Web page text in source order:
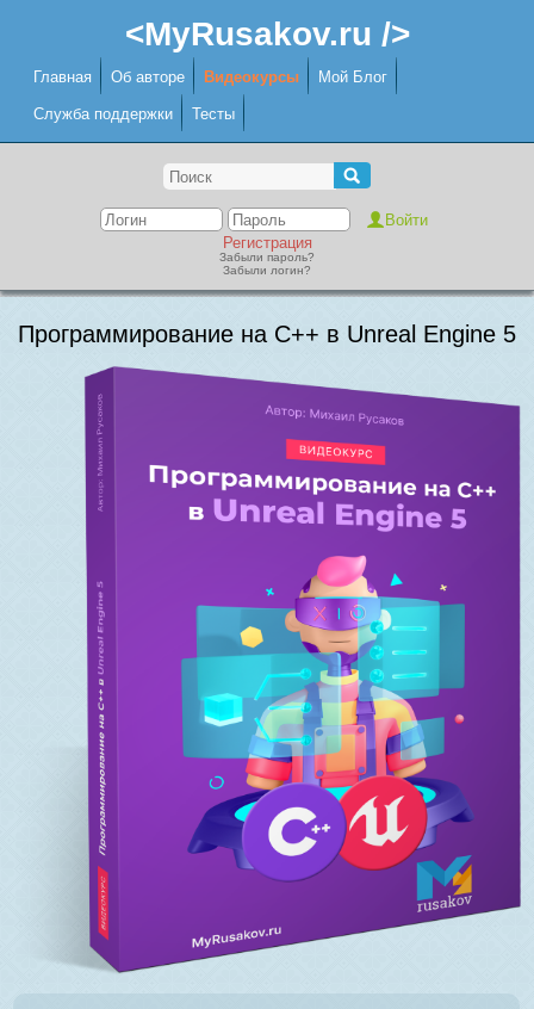
<MyRusakov.ru />
Главная Об авторе Видеокурсы Мой Блог
Служба поддержки Тесты
Регистрация
Забыли пароль?
Забыли логин?
Программирование на C++ в Unreal Engine 5